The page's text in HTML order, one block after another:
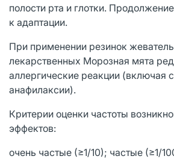
полости рта и глотки.
к адаптации.
При применении резинок
лекарственных Морозная мята
аллергические реакции (включая
анафилаксии).
Критерии оценки частоты
эффектов:
очень частые (≥1/10); частые (≥1/